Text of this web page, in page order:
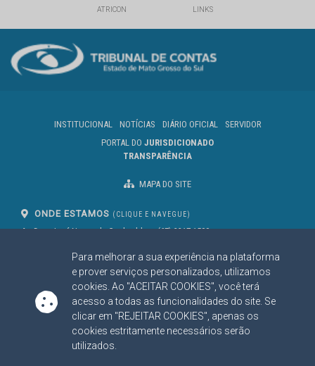
Para melhorar a sua experiência na plataforma
e prover serviços personalizados, utilizamos
cookies. Ao "ACEITAR COOKIES", você terá
acesso a todas as funcionalidades do site. Se
clicar em "REJEITAR COOKIES", apenas os
cookies estritamente necessários serão
utilizados.
ATRICON LINKS
INSTITUCIONAL NOTÍCIAS DIÁRIO OFICIAL
SERVIDOR
PORTAL DO JURISDICIONADO
TRANSPARÊNCIA
MAPA DO SITE
ONDE ESTAMOS (CLIQUE E NAVEGUE)
Av. Des. José Nunes da Cunha, bloco
Campo Grande/MS
CEP: 79031-310
(67) 3317-1500
SIGA NOSSAS REDES SOCIAIS
Linked InYoutube
Facebook
X